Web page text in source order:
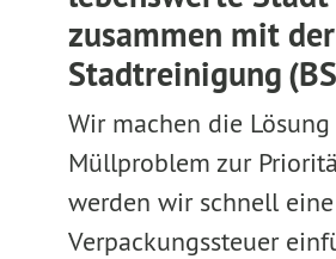
zusammen mit
Stadtreinigung
Wir machen die
Müllproblem zur
werden wir schnell
Verpackungssteuer